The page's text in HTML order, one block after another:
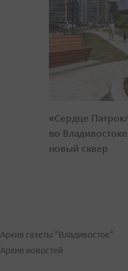
«Сердце
во
новый сквер
Архив газеты "Владивосток"
Архив новостей